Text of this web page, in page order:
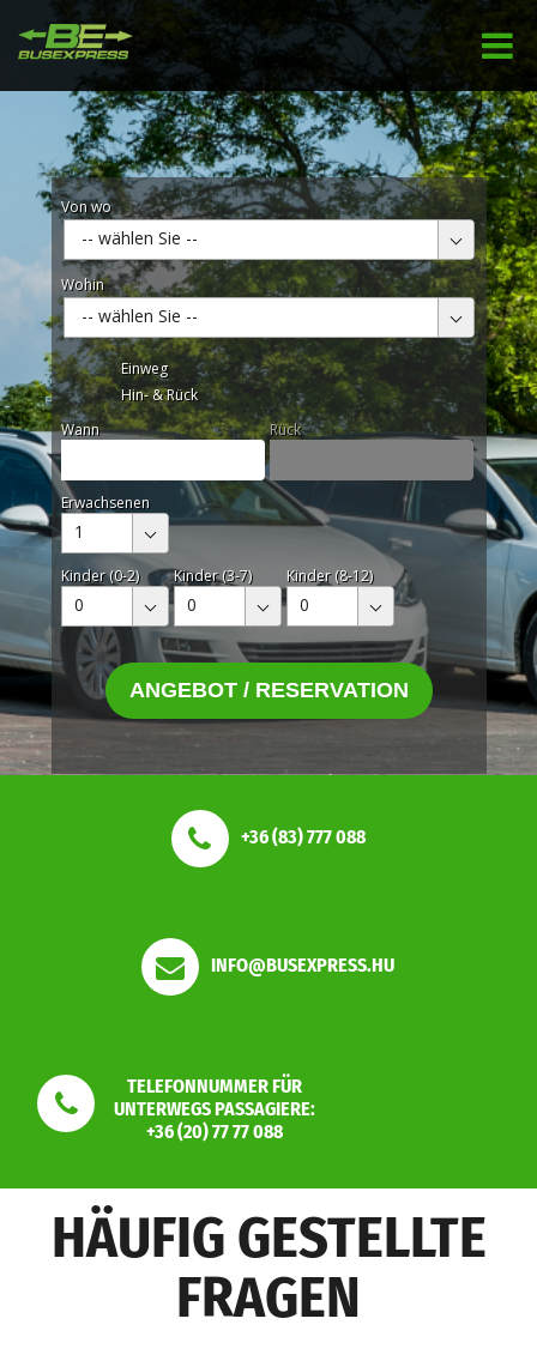
Von wo
-- wählen Sie --
Wohin
-- wählen Sie --
Einweg
Hin- & Rück
Wann
Rück
Erwachsenen
1
Kinder (0-2)
0
Kinder (3-7)
0
Kinder (8-12)
0
ANGEBOT / RESERVATION
+36 (83) 777 088
INFO@BUSEXPRESS.HU
TELEFONNUMMER FÜR
UNTERWEGS PASSAGIERE:
+36 (20) 77 77 088
HÄUFIG GESTELLTE
FRAGEN